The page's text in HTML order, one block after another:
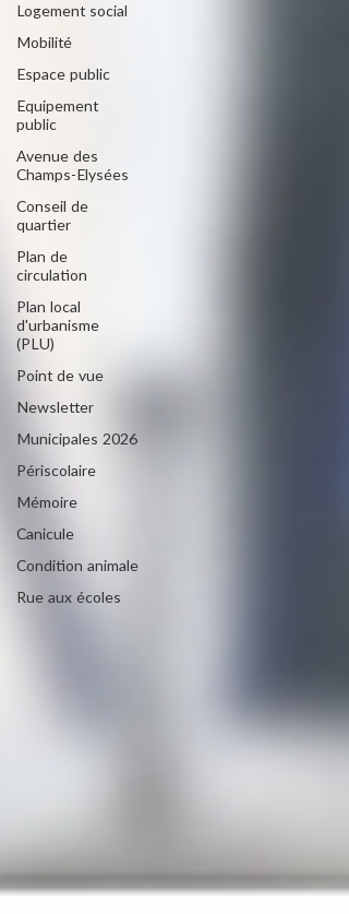
Logement social
Mobilité
Espace public
Equipement
public
Avenue des
Champs-Elysées
Conseil de
quartier
Plan de
circulation
Plan local
d'urbanisme
(PLU)
Point de vue
Newsletter
Municipales 2026
Périscolaire
Mémoire
Canicule
Condition animale
Rue aux écoles